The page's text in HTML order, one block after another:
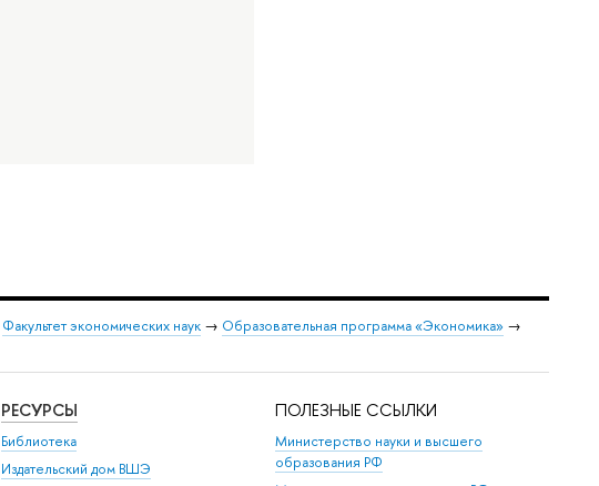
Факультет экономических наук→ Образовательная программа «Экономика» →
РЕСУРСЫ
Библиотека
Издательский дом ВШЭ
ПОЛЕЗНЫЕ ССЫЛКИ
Министерство науки и высшего
образования РФ